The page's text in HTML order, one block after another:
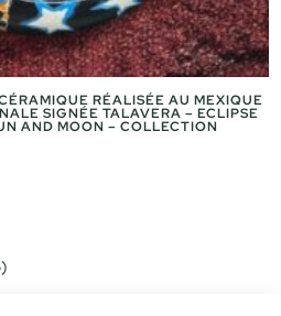
RÉALISÉE AU MEXIQUE
SIGNÉE TALAVERA – ECLIPSE
AND MOON – COLLECTION
345